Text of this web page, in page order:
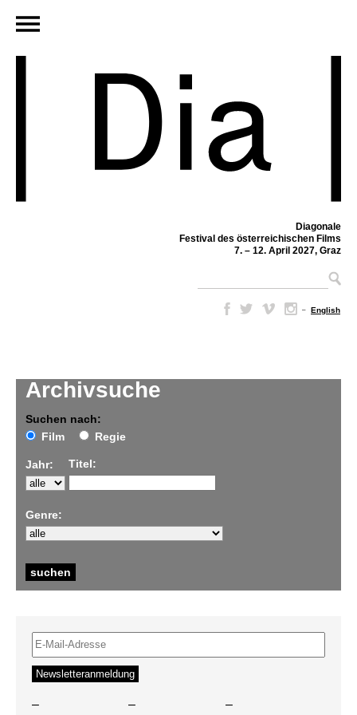
Diagonale
Festival des österreichischen Films
7. – 12. April 2027, Graz
– English
Archivsuche
Suchen nach:
Film
Regie
Jahr: Titel:
Genre:
– – –